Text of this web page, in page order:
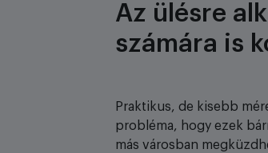
Az ülésre
számára is
Praktikus, de kisebb
probléma, hogy ezek
más városban